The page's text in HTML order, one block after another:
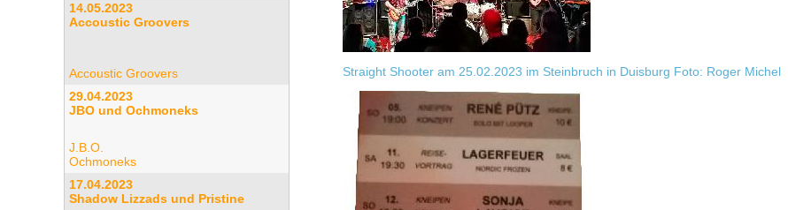
14.05.2023
Accoustic Groovers
Accoustic Groovers
29.04.2023
JBO und Ochmoneks
J.B.O.
Ochmoneks
17.04.2023
Shadow Lizzads und Pristine
Straight Shooter am 25.02.2023 im Steinbruch in Duisburg Foto: Roger Michel